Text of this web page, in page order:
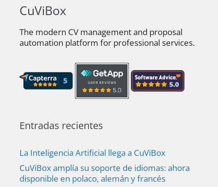
CuViBox
The modern CV management and proposal
automation platform for professional services.
Entradas recientes
La Inteligencia Artificial llega a CuViBox
CuViBox amplía su soporte de idiomas: ahora
disponible en polaco, alemán y francés